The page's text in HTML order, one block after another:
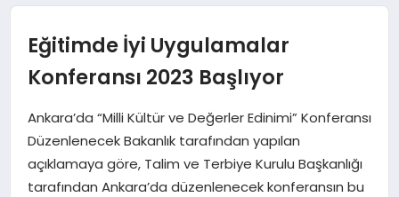
EKONOMI
SAĞLIK
SPOR
Eğitimde İyi Uygulamalar
Konferansı 2023 Başlıyor
Ankara’da “Milli Kültür ve Değerler Edinimi” Konferansı
Düzenlenecek Bakanlık tarafından yapılan
açıklamaya göre, Talim ve Terbiye Kurulu Başkanlığı
tarafından Ankara’da düzenlenecek konferansın bu